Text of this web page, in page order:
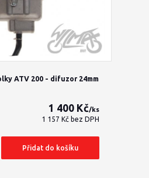
ATV 200 - difuzor 24mm
1 400 Kč/ks
1 157 Kč bez DPH
Přidat do košíku